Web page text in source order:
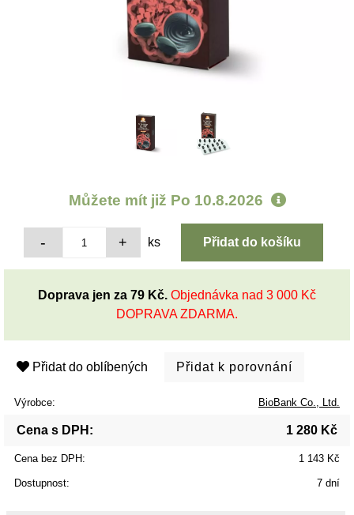
Můžete mít již Po 10.8.2026
ks
Doprava jen za 79 Kč. Objednávka nad 3 000 Kč
DOPRAVA ZDARMA.
Přidat do oblíbených
Výrobce: BioBank Co., Ltd.
Cena s DPH: 1 280 Kč
Cena bez DPH: 1 143 Kč
Dostupnost: 7 dní